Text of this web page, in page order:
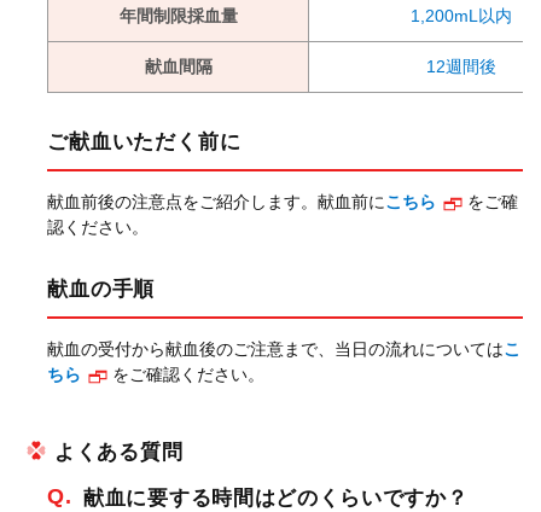
年間制限採血量 1,200mL以内
献血間隔 12週間後
ご献血いただく前に
献血前後の注意点をご紹介します。献血前にこちら
をご確
認ください。
献血の手順
献血の受付から献血後のご注意まで、当日の流れについてはこ
ちら
をご確認ください。
よくある質問
Q. 献血に要する時間はどのくらいですか？